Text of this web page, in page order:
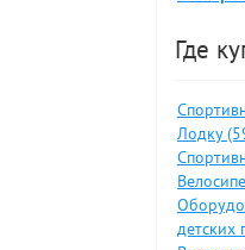
Где
Лодку
детских